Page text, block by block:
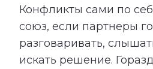
Конфликты сами по
союз, если партнеры
разговаривать,
искать решение.